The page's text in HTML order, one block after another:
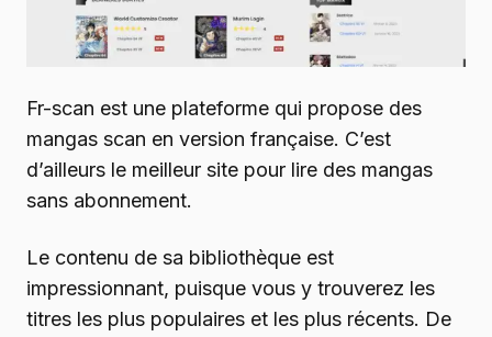
Fr-scan est une plateforme qui propose des
mangas scan en version française. C’est
d’ailleurs le meilleur site pour lire des mangas
sans abonnement.
Le contenu de sa bibliothèque est
impressionnant, puisque vous y trouverez les
titres les plus populaires et les plus récents. De